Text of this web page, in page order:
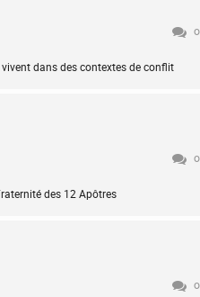
0
dans des contextes de conflit
0
des 12 Apôtres
0